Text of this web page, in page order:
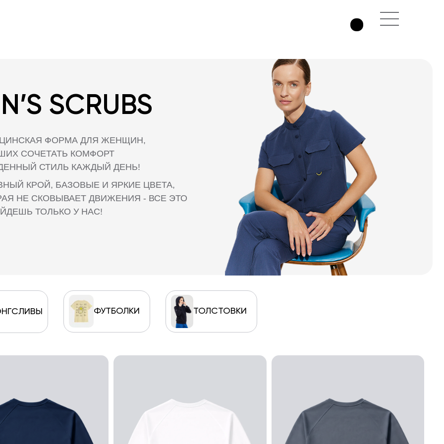
БАЗОВЫЕ И ЯРКИЕ ЦВЕТА,
ТОЛЬКО У НАС!
КОМФОРТ
СТИЛЬ КАЖДЫЙ ДЕНЬ!
SCRUBS
ТОЛСТОВКИ
ФУТБОЛКИ